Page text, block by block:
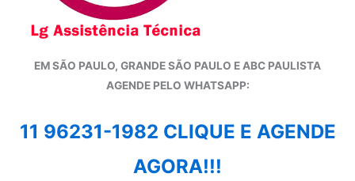
EM SÃO PAULO, GRANDE SÃO PAULO E ABC PAULISTA
AGENDE PELO WHATSAPP:
11 96231-1982 CLIQUE E AGENDE
AGORA!!!